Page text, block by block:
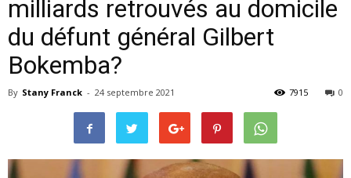
milliards retrouvés au domicile
du défunt général Gilbert
Bokemba?
By Stany Franck - 24 septembre 2021 0
7915